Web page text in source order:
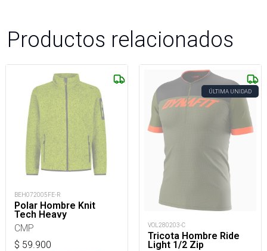
Productos relacionados
BEH072005FE-R
Polar Hombre Knit
Tech Heavy
CMP
$ 59.900
ÚLTIMA UNIDAD
VOL280203-C
Tricota Hombre Ride
Light 1/2 Zip